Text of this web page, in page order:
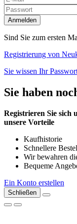
Sind Sie zum ersten
Registrierung von
Sie wissen Ihr
Sie haben
Registrieren Sie sich
unsere Vorteile
Kaufhistorie
Schnellere
Wir bewahren
Bequeme
Ein Konto erstellen
Schließen